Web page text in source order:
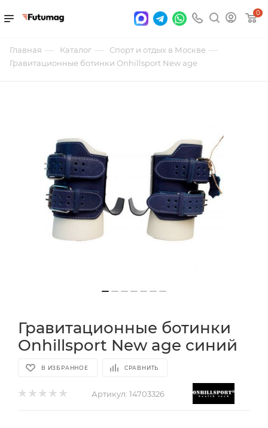
0
Главная — Каталог — Спорт и отдых в Москве —
Гравитационные ботинки Onhillsport New age
Гравитационные ботинки
Onhillsport New age синий
В ИЗБРАННОЕ СРАВНИТЬ
Артикул: 14703326